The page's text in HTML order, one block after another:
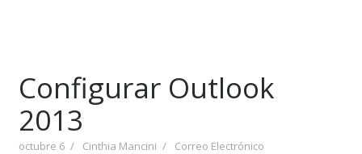
Configurar Outlook
2013
octubre 6 Cinthia Mancini Correo Electrónico